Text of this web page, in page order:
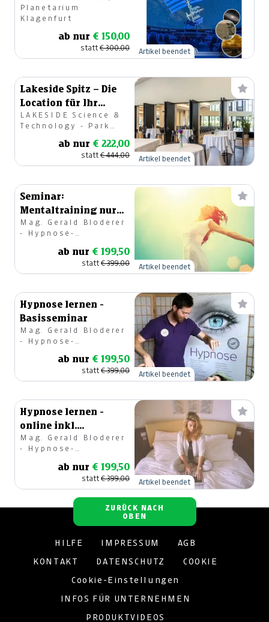
Planetarium
Klagenfurt
ab nur € 150,00
statt€ 300,00 Artikel beendet
Lakeside Spitz – Die
Location für Ihr
Firmen-Event.
LAKESIDE Science &
Technology - Park
ab nur € 222,00
statt€ 444,00 Artikel beendet
Seminar:
Mentaltraining nur
für mich!
Mag. Gerald Bloderer
- Hypnose-
ab nur € 199,50
statt€ 399,00 Artikel beendet
Hypnose lernen -
Basisseminar
Mag. Gerald Bloderer
- Hypnose-
ab nur € 199,50
statt€ 399,00 Artikel beendet
Hypnose lernen -
online inkl.
Lehrvideos
Mag. Gerald Bloderer
- Hypnose-
ab nur € 199,50
statt€ 399,00 Artikel beendet
ZURÜCK NACH
OBEN
HILFE IMPRESSUM AGB
KONTAKT DATENSCHUTZ COOKIE
Cookie-Einstellungen
INFOS FÜR UNTERNEHMEN
PRODUKTVIDEOS